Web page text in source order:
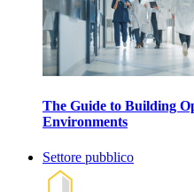
The Guide to Building
Environments
Settore pubblico